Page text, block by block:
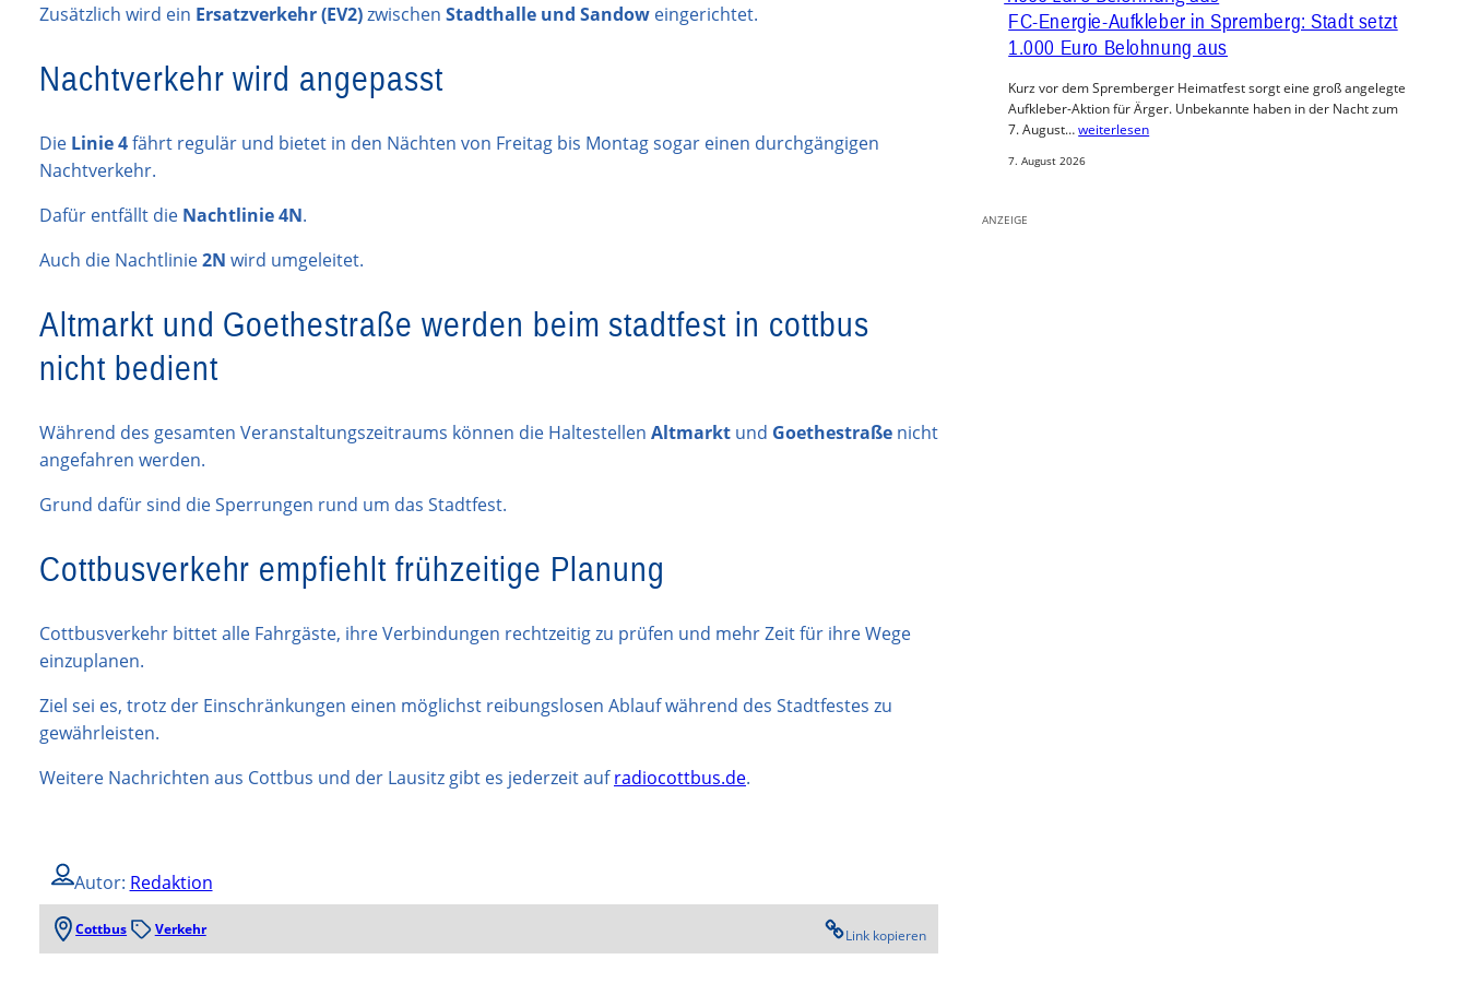
Zusätzlich wird ein Ersatzverkehr (EV2)zwischen Stadthalle und Sandow eingerichtet.
Nachtverkehr wird angepasst
Die Linie 4fährt regulär und bietet in den Nächten von Freitag bis Montag sogar einen durchgängigen
Nachtverkehr.
Dafür entfällt die Nachtlinie 4N.
Auch die Nachtlinie2N wird umgeleitet.
Altmarkt und Goethestraße werden beim stadtfest in cottbus
nicht bedient
Während des gesamten Veranstaltungszeitraums können die Haltestellen Altmarkt und Goethestraße nicht
angefahren werden.
Grund dafür sind die Sperrungen rund um das Stadtfest.
Cottbusverkehr empfiehlt frühzeitige Planung
Cottbusverkehr bittet alle Fahrgäste, ihre Verbindungen rechtzeitig zu prüfen und mehr Zeit für ihre Wege
einzuplanen.
Ziel sei es, trotz der Einschränkungen einen möglichst reibungslosen Ablauf während des Stadtfestes zu
gewährleisten.
Weitere Nachrichten aus Cottbus und der Lausitz gibt es jederzeit aufradiocottbus.de.
Autor: Redaktion
Cottbus Verkehr Link kopieren
FC-Energie-Aufkleber in Spremberg: Stadt setzt
1.000 Euro Belohnung aus
Kurz vor dem Spremberger Heimatfest sorgt eine groß angelegte
Aufkleber-Aktion für Ärger. Unbekannte haben in der Nacht zum
7. August…weiterlesen
7. August 2026